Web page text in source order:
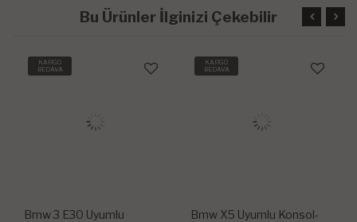
Bu Ürünler İlginizi Çekebilir
3 E30 Uyumlu
KARGO
BEDAVA
Bmw X5 Uyumlu Konsol-
KARGO
BEDAVA
Bmw Z3